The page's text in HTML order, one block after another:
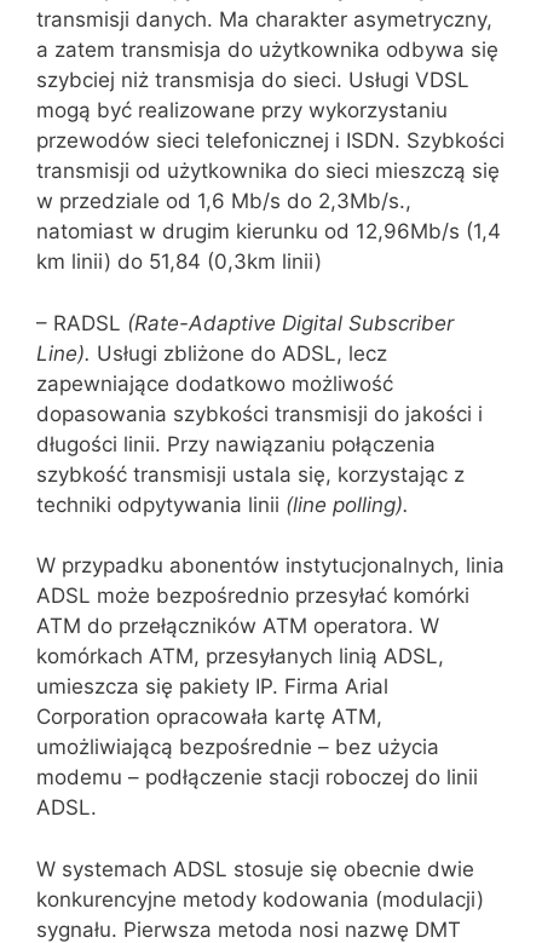
transmisji danych. Ma charakter asymetryczny,
a zatem transmisja do użytkownika odbywa się
szybciej niż transmisja do sieci. Usługi VDSL
mogą być realizowane przy wykorzystaniu
przewodów sieci telefonicz‌nej i ISDN. Szybkości
transmisji od użytkownika do sieci mieszczą się
w przedziale od 1,6 Mb/s do 2,3Mb/s.,
natomiast w drugim kierunku od 12,96Mb/s (1,4
km linii) do 51,84 (0,3km linii)
– RADSL (Rate-Adaptive Digital Subscriber
Line). Usługi zbliżone do ADSL, lecz
zapewniające dodatkowo możliwość
dopasowania szybkości transmisji do jakości i
długości linii. Przy nawiązaniu połączenia
szyb‌kość transmisji ustala się, korzystając z
techniki odpytywania linii (line polling).
W przypadku abonentów instytucjonalnych, linia
ADSL może bezpośrednio przesyłać komórki
ATM do przełączników ATM operatora. W
komórkach ATM, przesyłanych linią ADSL,
umieszcza się pakiety IP. Firma Arial
Corporation opracowała kartę ATM,
umożliwiającą bezpośrednie – bez użycia
modemu – podłączenie stacji roboczej do linii
ADSL.
W systemach ADSL stosuje się obecnie dwie
konkurencyjne metody kodo‌wania (modulacji)
sygnału. Pierwsza metoda nosi nazwę DMT